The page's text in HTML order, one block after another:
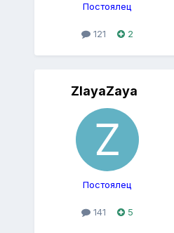
Постоялец
121 2
ZlayaZaya
Постоялец
141 5